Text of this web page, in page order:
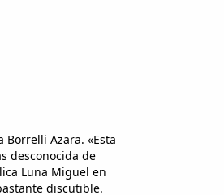
Azara. «Esta
desconocida de
Luna Miguel en
discutible.